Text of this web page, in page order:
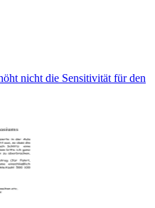
nicht die Sensitivität für den